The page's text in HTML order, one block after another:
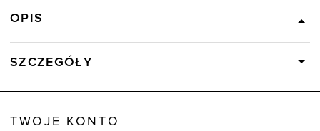
OPIS
SZCZEGÓŁY
TWOJE KONTO